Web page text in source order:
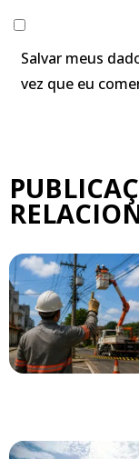
Salvar meus
vez que eu